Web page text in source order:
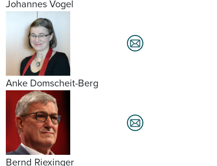
Johannes Vogel
Anke Domscheit-Berg
Bernd Riexinger